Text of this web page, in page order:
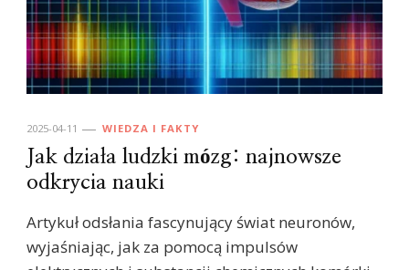
2025-04-11 WIEDZA I FAKTY
Jak działa ludzki mózg: najnowsze
odkrycia nauki
Artykuł odsłania fascynujący świat neuronów,
wyjaśniając, jak za pomocą impulsów